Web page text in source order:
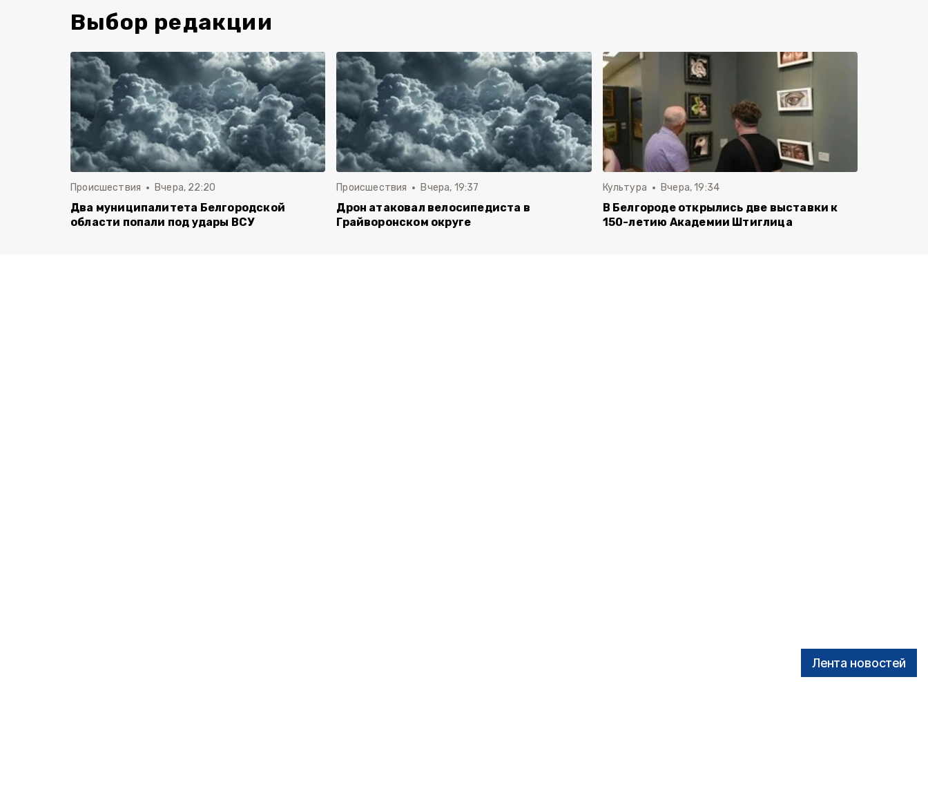
Лента новостей
Выбор редакции
Происшествия Вчера, 22:20
Два муниципалитета Белгородской
области попали под удары ВСУ
Происшествия Вчера, 19:37
Дрон атаковал велосипедиста в
Грайворонском округе
Культура Вчера, 19:34
В Белгороде открылись две выставки к
150-летию Академии Штиглица